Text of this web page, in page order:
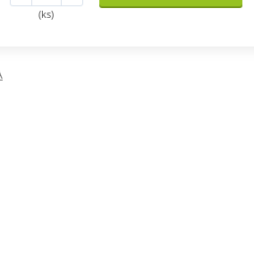
(ks)